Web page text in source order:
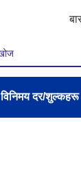
विनिमय दर/शुल्कहरू